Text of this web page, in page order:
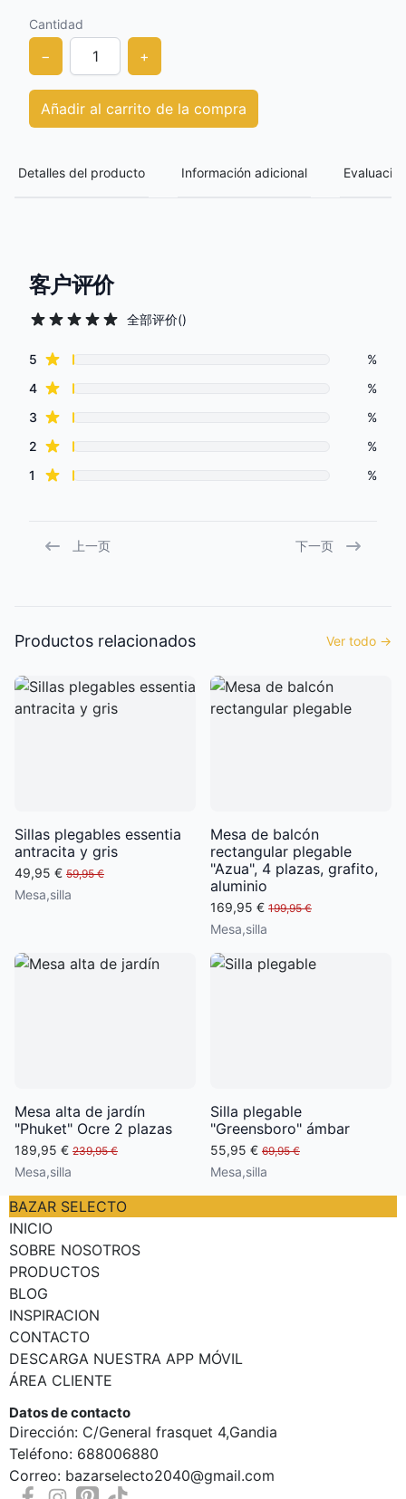
Cantidad
− +
Añadir al carrito de la compra
Detalles del producto Información adicional
客户评价
全部评价()
Review data
5 star reviews
%
4star reviews
%
3 star reviews
%
2 star reviews
%
1 star reviews %
上一页 下一页
Productos relacionados Ver todo →
Sillas plegables essentia
antracita y gris
49,95 € 59,95 €
Mesa,silla
Mesa de balcón
rectangular plegable
"Azua", 4 plazas, grafito,
aluminio
169,95 € 199,95 €
Mesa,silla
Mesa alta de jardín
"Phuket" Ocre 2 plazas
189,95 € 239,95 €
Mesa,silla
Silla plegable
"Greensboro" ámbar
55,95 € 69,95 €
Mesa,silla
BAZAR SELECTO
INICIO
SOBRE NOSOTROS
PRODUCTOS
BLOG
INSPIRACION
CONTACTO
DESCARGA NUESTRA APP MÓVIL
ÁREA CLIENTE
Datos de contacto
Dirección: C/General frasquet 4,Gandia
Teléfono: 688006880
Correo: bazarselecto2040@gmail.com